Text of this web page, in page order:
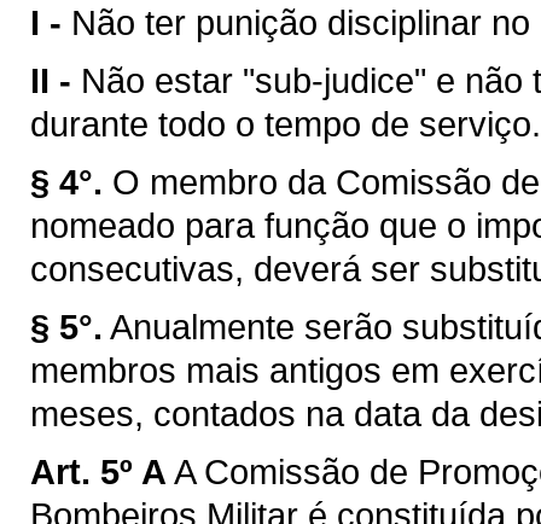
I - Não ter punição disciplinar no
II - Não estar "sub-judice" e
durante todo o tempo de serviço.
§ 4°. O membro da Comissão
nomeado para função que o
consecutivas, deverá ser
§ 5°. Anualmente serão
membros mais antigos em
meses, contados na data da
Art. 5º A A Comissão de
Bombeiros Militar é constituída